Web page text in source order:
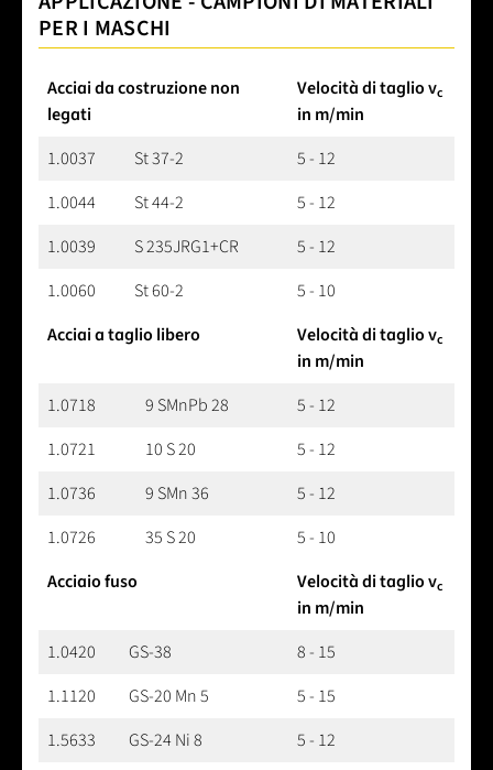
PER I MASCHI
Acciai da costruzione non
legati
Velocità di taglio vc
in m/min
1.0037
St 37-2
5 - 12
1.0044
St 44-2
5 - 12
1.0039
S 235JRG1+CR
5 - 12
1.0060
St 60-2
5 - 10
Acciai a taglio libero
Velocità di taglio vc
in m/min
1.0718
9 SMnPb 28
5 - 12
1.0721
10 S 20
5 - 12
1.0736
9 SMn 36
5 - 12
1.0726
35 S 20
5 - 10
Acciaio fuso
Velocità di taglio vc
in m/min
1.0420
GS-38
8 - 15
1.1120
GS-20 Mn 5
5 - 15
1.5633
GS-24 Ni 8
5 - 12